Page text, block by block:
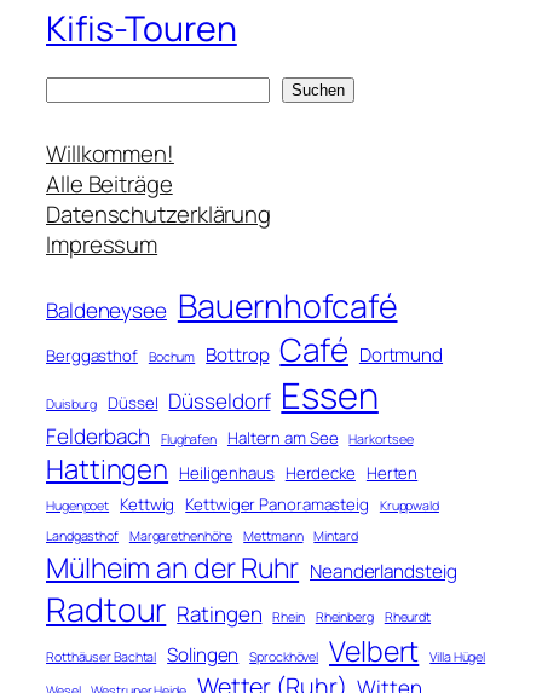
Kifis-Touren
c
h
e
n
Suchen
Willkommen!
Alle Beiträge
Datenschutzerklärung
Impressum
Baldeneysee Bauernhofcafé
Berggasthof Bochum Bottrop Café Dortmund
Duisburg Düssel Düsseldorf Essen
Felderbach Flughafen Haltern am See Harkortsee
Hattingen Heiligenhaus Herdecke Herten
Hugenpoet Kettwig Kettwiger Panoramasteig
Kruppwald
Landgasthof
Margarethenhöhe Mettmann Mintard
Mülheim an der Ruhr Neanderlandsteig
Radtour Ratingen Rhein Rheinberg Rheurdt
Rotthäuser Bachtal Solingen Sprockhövel Velbert
Villa Hügel
Wetter (Ruhr) Witten